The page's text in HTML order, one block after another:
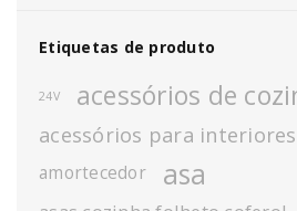
Etiquetas de produto
24V acessórios de
acessórios para
amortecedor asa